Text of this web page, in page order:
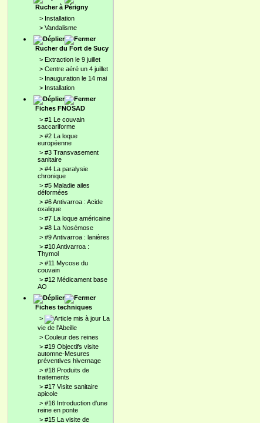
Rucher à Périgny
> Installation
> Vandalisme
Rucher du Fort de Sucy
> Extraction le 9 juillet
> Centre aéré un 4 juillet
> Inauguration le 14 mai
> Installation
Fiches FNOSAD
> #1 Le couvain
saccariforme
> #2 La loque
européenne
> #3 Transvasement
sanitaire
> #4 La paralysie
chronique
> #5 Maladie ailes
déformées
> #6 Antivarroa : Acide
oxalique
> #7 La loque américaine
> #8 La Nosémose
> #9 Antivarroa : lanières
> #10 Antivarroa :
Thymol
> #11 Mycose du
couvain
> #12 Médicament base
AO
Fiches techniques
>
La
vie de l'Abeille
> Couleur des reines
> #19 Objectifs visite
automne-Mesures
préventives hivernage
> #18 Produits de
traitements
> #17 Visite sanitaire
apicole
> #16 Introduction d'une
reine en ponte
> #15 La visite de